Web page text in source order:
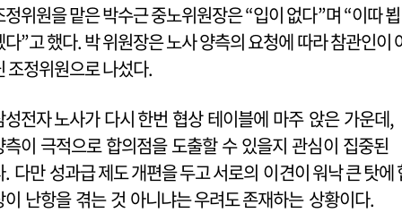
정위원을 맡은 박수근 중노위원장은 “입이 없다”며 “이따 뵙
다”고 했다. 박 위원장은 노사 양측의 요청에 따라 참관인이
조정위원으로 나섰다.
성전자 노사가 다시 한번 협상 테이블에 마주 앉은 가운데,
측이 극적으로 합의점을 도출할 수 있을지 관심이 집중된
. 다만 성과급 제도 개편을 두고 서로의 이견이 워낙 큰 탓에
이 난항을 겪는 것 아니냐는 우려도 존재하는 상황이다.